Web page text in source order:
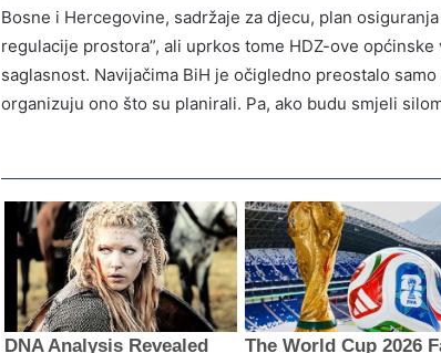
Bosne i Hercegovine, sadržaje za djecu, plan
regulacije prostora”, ali uprkos tome HDZ-ove
saglasnost. Navijačima BiH je očigledno preostalo
organizuju ono što su planirali. Pa, ako budu smjeli